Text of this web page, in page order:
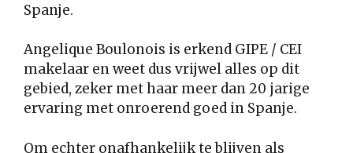
Spanje.
Angelique Boulonois is erkend GIPE / CEI
makelaar en weet dus vrijwel alles op dit
gebied, zeker met haar meer dan 20 jarige
ervaring met onroerend goed in Spanje.
Om echter onafhankelijk te blijven als